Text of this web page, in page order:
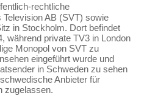
rechtliche
AB (SVT) sowie
in Stockholm. Dort befindet
während private TV3 in London
Monopol von SVT zu
eingeführt wurde und
in Schweden zu sehen
Anbieter für
zugelassen.